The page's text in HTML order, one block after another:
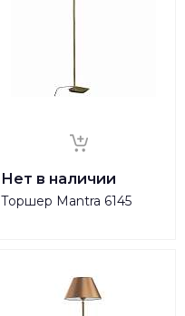
Нет в наличии
Торшер Mantra 6145